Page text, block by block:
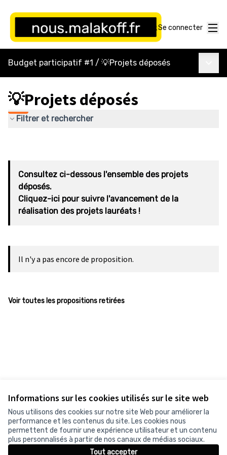
Informations sur les cookies utilisés sur le site web
Nous utilisons des cookies sur notre site Web pour améliorer la
performance et les contenus du site. Les cookies nous
permettent de fournir une expérience utilisateur et un contenu
plus personnalisés à partir de nos canaux de médias sociaux.
Tout accepter
Se connecter
Budget participatif #1 / 💡Projets déposés
💡Projets déposés
Filtrer et rechercher
Consultez ci-dessous l'ensemble des projets
déposés.
Cliquez-ici pour suivre l'avancement de la
réalisation des projets lauréats !
Il n'y a pas encore de proposition.
Voir toutes les propositions retirées